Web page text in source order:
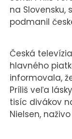
na Slovensku,
podmanil
Česká
hlavného
informovala,
Príliš veľa
tisíc divákov
Nielsen,